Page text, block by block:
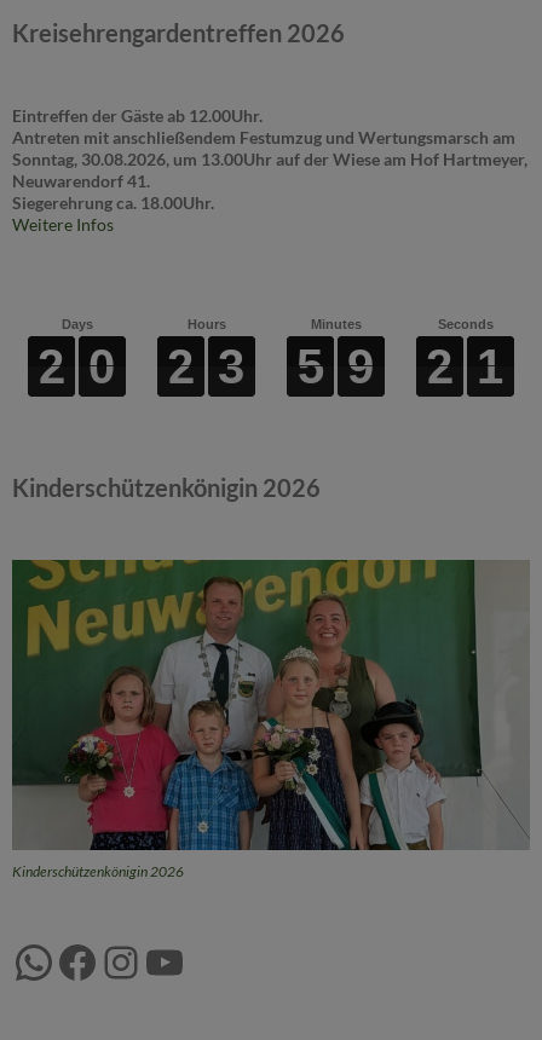
Kreisehrengardentreffen 2026
Eintreffen der Gäste ab 12.00Uhr.
Antreten mit anschließendem Festumzug und Wertungsmarsch am
Sonntag, 30.08.2026, um 13.00Uhr auf der Wiese am Hof Hartmeyer,
Neuwarendorf 41.
Siegerehrung ca. 18.00Uhr.
Weitere Infos
Days
2
2
2
2 0
0
0
0
Hours
2
2
2
2 3
3
3
3
Minutes
5
5
5
5 9
9
9
9
Seconds
2
2
2
2 0
1
0
1
Kinderschützenkönigin 2026
Kinderschützenkönigin 2026
WhatsApp
Facebook
Instagram
YouTube